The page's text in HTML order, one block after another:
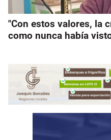
"Con estos valores, la
como nunca había